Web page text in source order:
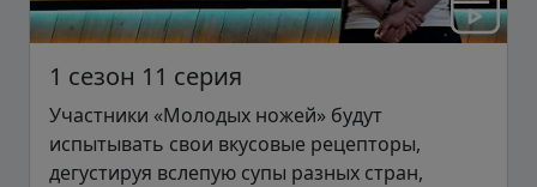
1 сезон 11 серия
Участники «Молодых ножей» будут
испытывать свои вкусовые рецепторы,
дегустируя вслепую супы разных стран,